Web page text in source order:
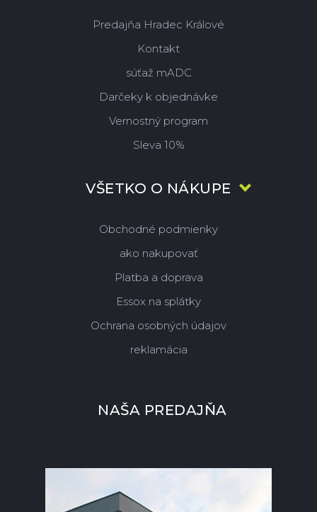
Predajňa Hradec Králové
Kontakt
súťaž mADC
Darčeky k objednávke
Vernostný program
Sleva 10%
VŠETKO O NÁKUPE
Obchodné podmienky
ako nakupovať
Platba a doprava
Essox na splátky
Ochrana osobných údajov
reklamácia
NAŠA PREDAJŇA